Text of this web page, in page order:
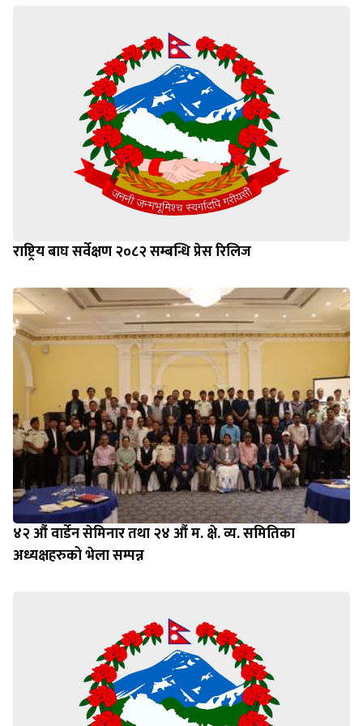
राष्ट्रिय बाघ सर्वेक्षण २०८२ सम्बन्धि प्रेस रिलिज
४२ औं वार्डेन सेमिनार तथा २४ औं म. क्षे. व्य. समितिका
अध्यक्षहरुको भेला सम्पन्न